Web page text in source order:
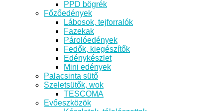
PPD bögrék
Főzőedények
Lábosok, tejforralók
Fazekak
Párolóedények
Fedők, kiegészítők
Edénykészlet
Mini edények
Palacsinta sütő
Szeletsütők, wok
TESCOMA
Evőeszközök